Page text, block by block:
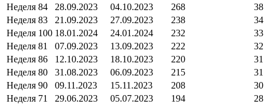
Неделя 84
28.09.2023 04.10.2023 268
38
Неделя 83
21.09.2023 27.09.2023 238
34
Неделя 100 18.01.2024 24.01.2024 232
33
Неделя 81
07.09.2023 13.09.2023 222
32
Неделя 86
12.10.2023 18.10.2023 220
31
Неделя 80
31.08.2023 06.09.2023 215
31
Неделя 90
09.11.2023 15.11.2023 208
30
Неделя 71
29.06.2023 05.07.2023 194
28